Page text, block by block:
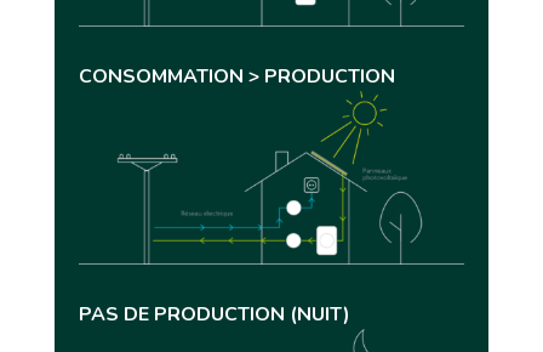
CONSOMMATION > PRODUCTION
PAS DE PRODUCTION (NUIT)